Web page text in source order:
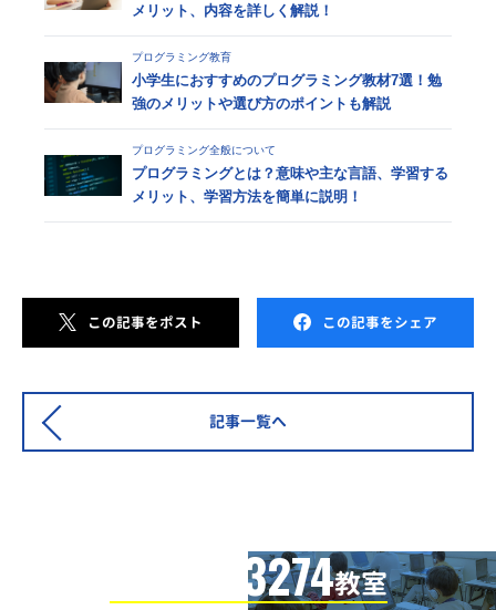
メリット、内容を詳しく解説！
プログラミング教育
小学生におすすめのプログラミング教材7選！勉
強のメリットや選び方のポイントも解説
プログラミング全般について
プログラミングとは？意味や主な言語、学習する
メリット、学習方法を簡単に説明！
この記事をポスト この記事をシェア
記事一覧へ
3274教室